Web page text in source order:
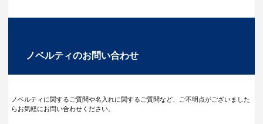
ノベルティのお問い合わせ
ノベルティに関するご質問や名入れに関するご質問など、ご不明点がございました
らお気軽にお問い合わせください。